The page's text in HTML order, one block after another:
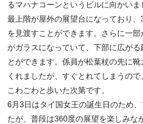
るマハナコーンというビルに向かい
最上階が屋外の展望台になっており
を見渡すことができます。さらに一
がガラスになっていて、下部に広がる
とができます。係員が松葉杖の先に
くれましたが、すぐとれてしまうので
こわごわと歩いた次第です。
6月3日はタイ国女王の誕生日のため
たが、普段は360度の展望を楽しみな